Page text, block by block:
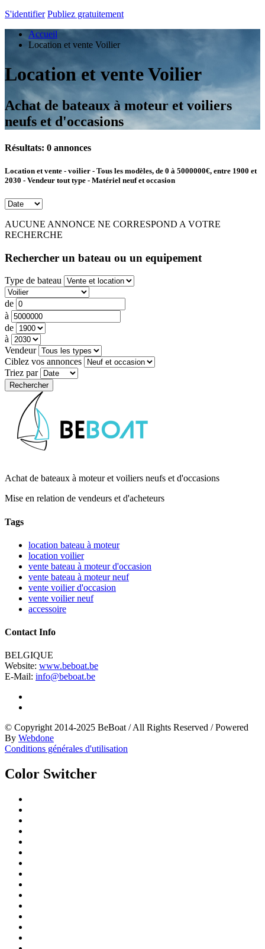
S'identifier Publiez gratuitement
Accueil
Location et vente Voilier
Location et vente Voilier
Achat de bateaux à moteur et voiliers
neufs et d'occasions
Résultats: 0 annonces
Location et vente - voilier - Tous les modèles, de 0 à 5000000€, entre 1900 et
2030 - Vendeur tout type - Matériel neuf et occasion
AUCUNE ANNONCE NE CORRESPOND A VOTRE
RECHERCHE
Rechercher un bateau ou un equipement
Type de bateau
de
à
de
à
Vendeur
Ciblez vos annonces
Triez par
Achat de bateaux à moteur et voiliers neufs et d'occasions
Mise en relation de vendeurs et d'acheteurs
Tags
location bateau à moteur
location voilier
vente bateau à moteur d'occasion
vente bateau à moteur neuf
vente voilier d'occasion
vente voilier neuf
accessoire
Contact Info
BELGIQUE
Website: www.beboat.be
E-Mail: info@beboat.be
© Copyright 2014-2025 BeBoat/All Rights Reserved /Powered
By Webdone
Conditions générales d'utilisation
Color Switcher